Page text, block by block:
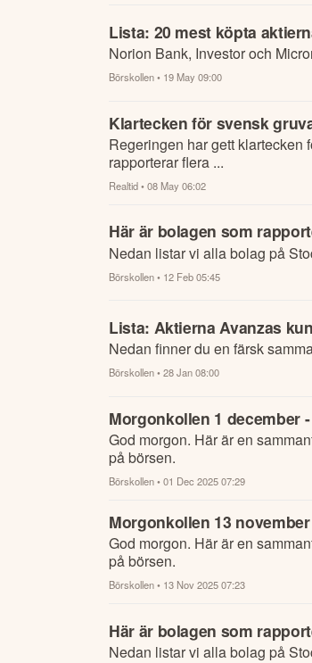
Lista: 20 mest köpta
Norion Bank, Investor och
Börskollen• 19 May 09:00
Klartecken för svensk
Regeringen har gett klartecken
rapporterar flera ...
Realtid• 08 May 06:02
Här är bolagen som
Nedan listar vi alla bolag på
Börskollen• 12 Feb 05:45
Lista: Aktierna Avanzas
Nedan finner du en färsk
Börskollen• 28 Jan 08:00
Morgonkollen 1 december
God morgon. Här är en
på börsen.
Börskollen• 01 Dec 2025 07:29
Morgonkollen 13
God morgon. Här är en
på börsen.
Börskollen• 13 Nov 2025 07:23
Här är bolagen som
Nedan listar vi alla bolag på